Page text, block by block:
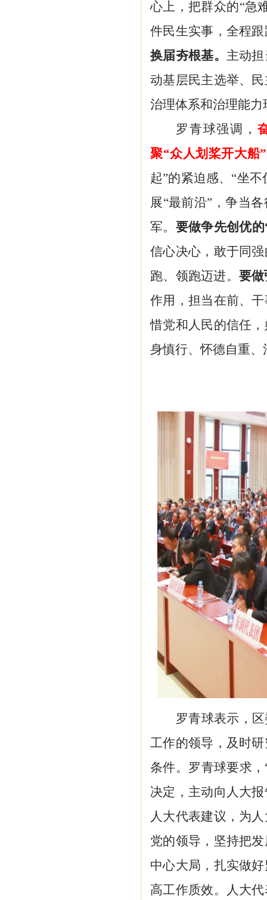
心上，把群众的“急
件民生实事，全程
换届夯根基。 主动
动基层民主选举、
治理体系和治理能
罗青球强调，
聚“众人划桨开大船
起”的紧迫感、“坐
展“最前沿”，争当
军。 要做争先创优的
信心决心，敢于同
跑、领跑迈进。 要
作用，担当在前、
惜党和人民的信任
身慎行、怀德自重
罗青球表示，
工作的领导，及时
条件。罗青球要求，
决定，主动向人大
人大代表建议，为
党的领导，坚持把
中心大局，扎实做
高工作质效。人大